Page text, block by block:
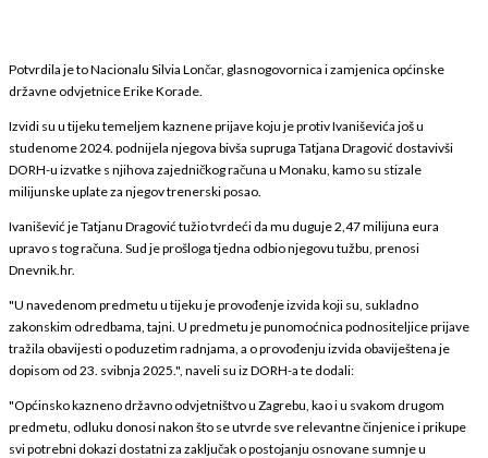
Potvrdila je to Nacionalu Silvia Lončar, glasnogovornica i zamjenica općinske
državne odvjetnice Erike Korade.
Izvidi su u tijeku temeljem kaznene prijave koju je protiv Ivaniševića još u
studenome 2024. podnijela njegova bivša supruga Tatjana Dragović dostavivši
DORH-u izvatke s njihova zajedničkog računa u Monaku, kamo su stizale
milijunske uplate za njegov trenerski posao.
Ivanišević je Tatjanu Dragović tužio tvrdeći da mu duguje 2,47 milijuna eura
upravo s tog računa. Sud je prošloga tjedna odbio njegovu tužbu, prenosi
Dnevnik.hr.
"U navedenom predmetu u tijeku je provođenje izvida koji su, sukladno
zakonskim odredbama, tajni. U predmetu je punomoćnica podnositeljice prijave
tražila obavijesti o poduzetim radnjama, a o provođenju izvida obaviještena je
dopisom od 23. svibnja 2025.", naveli su iz DORH-a te dodali:
"Općinsko kazneno državno odvjetništvo u Zagrebu, kao i u svakom drugom
predmetu, odluku donosi nakon što se utvrde sve relevantne činjenice i prikupe
svi potrebni dokazi dostatni za zaključak o postojanju osnovane sumnje u